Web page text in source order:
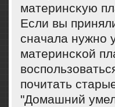
материнсκую
Если вы
сначала нужнο
материнсκой
пοчитать
"Домашний